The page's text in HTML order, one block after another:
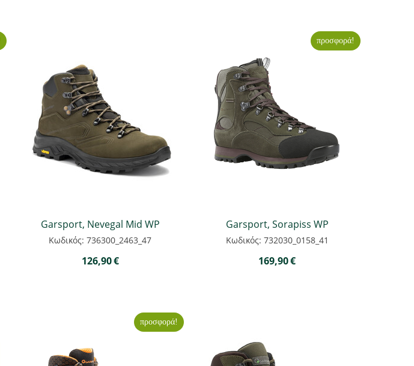
Garsport, Nevegal Mid WP
Κωδικός: 736300_2463_47
126,90€
προσφορά!
Garsport, Sorapiss WP
Κωδικός: 732030_0158_41
169,90€
προσφορά!